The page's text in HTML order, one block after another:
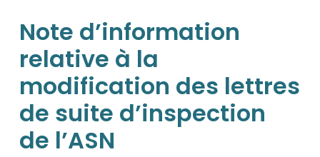
Note d’information
relative à la
modification des lettres
de suite d’inspection
de l’ASN